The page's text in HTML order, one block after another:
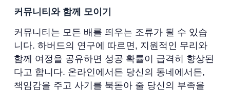
커뮤니티와 함께 모이기
커뮤니티는 모든 배를 띄우는 조류가 될 수 있습
니다. 하버드의 연구에 따르면, 지원적인 무리와
함께 여정을 공유하면 성공 확률이 급격히 향상된
다고 합니다. 온라인에서든 당신의 동네에서든,
책임감을 주고 사기를 북돋아 줄 당신의 부족을